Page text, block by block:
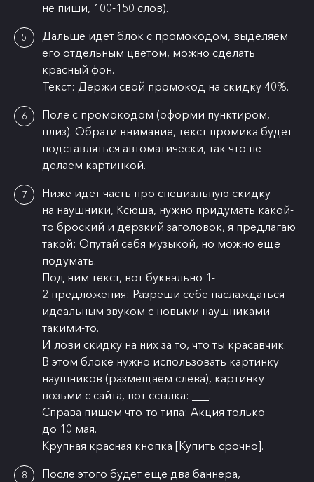
не пиши, 100-150 слов).
Дальше идет блок с промокодом, выделяем
его отдельным цветом, можно сделать
красный фон.
Текст: Держи свой промокод на скидку 40%.
Поле с промокодом (оформи пунктиром,
плиз). Обрати внимание, текст промика будет
подставляться автоматически, так что не
делаем картинкой.
Ниже идет часть про специальную скидку
на наушники, Ксюша, нужно придумать какой-
то броский и дерзкий заголовок, я предлагаю
такой: Опутай себя музыкой, но можно еще
подумать.
Под ним текст, вот буквально 1-
2 предложения: Разреши себе наслаждаться
идеальным звуком с новыми наушниками
такими-то.
И лови скидку на них за то, что ты красавчик.
В этом блоке нужно использовать картинку
наушников (размещаем слева), картинку
возьми с сайта, вот ссылка: ___.
Справа пишем что-то типа: Акция только
до 10 мая.
Крупная красная кнопка [Купить срочно].
После этого будет еще два баннера,